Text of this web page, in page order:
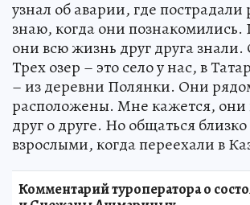
узнал об аварии, где пострадали
знаю, когда они
они всю жизнь друг друга
Трех озер – это село у нас, в
– из деревни Полянки. Они
расположены. Мне кажется, они
друг о друге. Но общаться
взрослыми, когда переехали в
Комментарий туроператора о